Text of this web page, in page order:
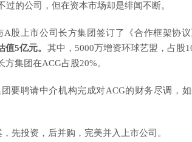
的公司，但在资本市场却是绯闻不断。
股上市公司长方集团签订了《合作框架协
5亿元。 其中，5000万增资环球艺盟，占股
集团在ACG占股20%。
要聘请中介机构完成对ACG的财务尽调，
先投资，后并购，完美并入上市公司。